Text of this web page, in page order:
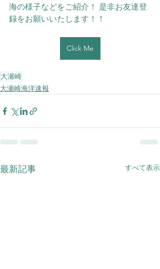
海の様子などをご紹介！ 是非お友達登
録をお願いいたします！！
Click Me
大瀬崎
大瀬崎海洋速報
最新記事 すべて表示